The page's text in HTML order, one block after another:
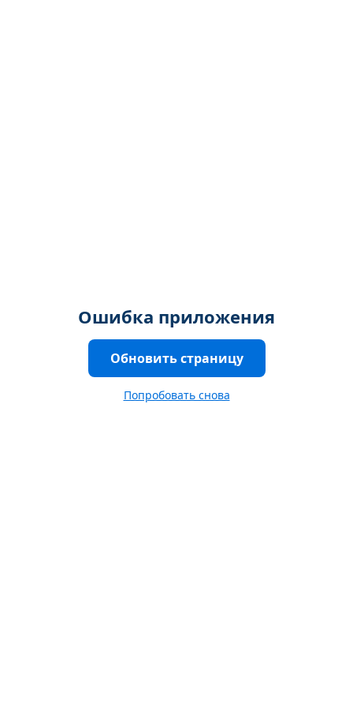
Ошибка приложения
Обновить страницу
Попробовать снова